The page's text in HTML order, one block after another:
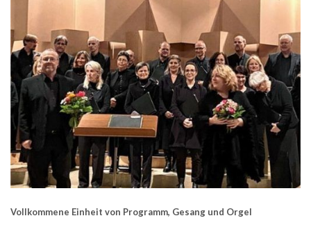
Vollkommene Einheit von Programm, Gesang und Orgel